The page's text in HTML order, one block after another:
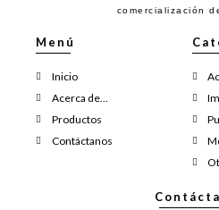
comercialización
Menú
Inicio
Acerca de...
Productos
Contáctanos